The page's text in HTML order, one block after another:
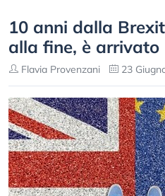
10 anni dalla
alla fine, è arrivato
Flavia Provenzani 23